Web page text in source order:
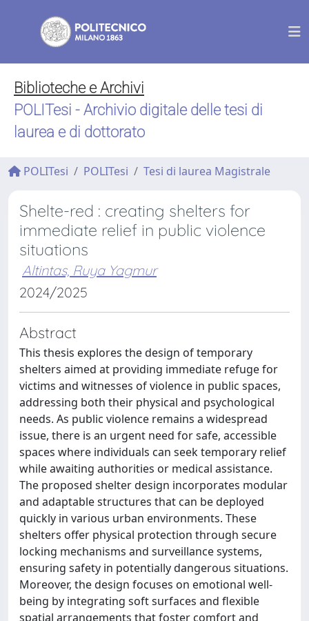
Biblioteche e Archivi
POLITesi - Archivio digitale delle tesi di
laurea e di dottorato
POLITesi POLITesi Tesi di laurea Magistrale
Shelte-red : creating shelters for
immediate relief in public violence
situations
Altintas, Ruya Yagmur
2024/2025
Abstract
This thesis explores the design of temporary
shelters aimed at providing immediate refuge for
victims and witnesses of violence in public spaces,
addressing both their physical and psychological
needs. As public violence remains a widespread
issue, there is an urgent need for safe, accessible
spaces where individuals can seek temporary relief
while awaiting authorities or medical assistance.
The proposed shelter design incorporates modular
and adaptable structures that can be deployed
quickly in various urban environments. These
shelters offer physical protection through secure
locking mechanisms and surveillance systems,
ensuring safety in potentially dangerous situations.
Moreover, the design focuses on emotional well-
being by integrating soft surfaces and flexible
spatial arrangements that foster comfort and